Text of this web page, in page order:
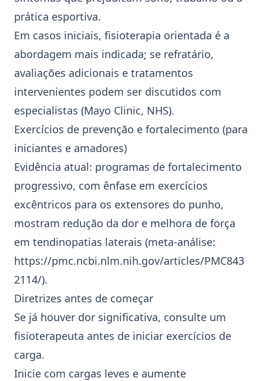
prática esportiva.
Em casos iniciais, fisioterapia orientada é a
abordagem mais indicada; se refratário,
avaliações adicionais e tratamentos
intervenientes podem ser discutidos com
especialistas (Mayo Clinic, NHS).
Exercícios de prevenção e fortalecimento (para
iniciantes e amadores)
Evidência atual: programas de fortalecimento
progressivo, com ênfase em exercícios
excêntricos para os extensores do punho,
mostram redução da dor e melhora de força
em tendinopatias laterais (meta‑análise:
https://pmc.ncbi.nlm.nih.gov/articles/PMC843
2114/).
Diretrizes antes de começar
Se já houver dor significativa, consulte um
fisioterapeuta antes de iniciar exercícios de
carga.
Inicie com cargas leves e aumente